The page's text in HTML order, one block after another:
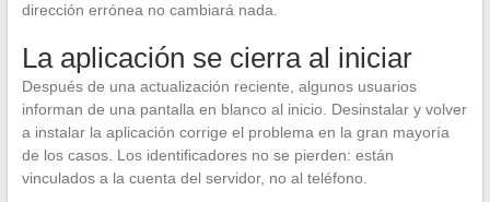
dirección errónea no cambiará nada.
La aplicación se cierra al iniciar
Después de una actualización reciente, algunos usuarios
informan de una pantalla en blanco al inicio. Desinstalar y volver
a instalar la aplicación corrige el problema en la gran mayoría
de los casos. Los identificadores no se pierden: están
vinculados a la cuenta del servidor, no al teléfono.